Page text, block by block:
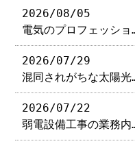
2026/08/05
電気のプロフェッショ
2026/07/29
混同されがちな太陽光
2026/07/22
弱電設備工事の業務内